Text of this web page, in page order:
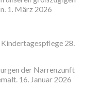
1. März 2026
Kindertagespflege 28.
der Narrenzunft
16. Januar 2026